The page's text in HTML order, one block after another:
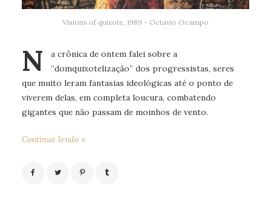
Visions of quixote, 1989 - Octavio Ocampo
N
a crônica de ontem falei sobre a
“domquixotelização” dos progressistas, seres
que muito leram fantasias ideológicas até o ponto de
viverem delas, em completa loucura, combatendo
gigantes que não passam de moinhos de vento.
Continue lendo »